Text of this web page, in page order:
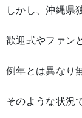
しかし、沖縄県
歓迎式やファン
例年とは異なり
そのような状況